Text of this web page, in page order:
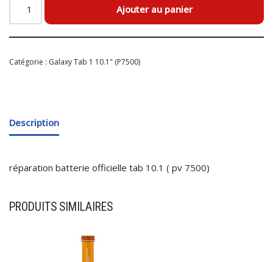
Ajouter au panier
Catégorie : Galaxy Tab 1 10.1" (P7500)
Description
réparation batterie officielle tab 10.1 ( pv 7500)
PRODUITS SIMILAIRES